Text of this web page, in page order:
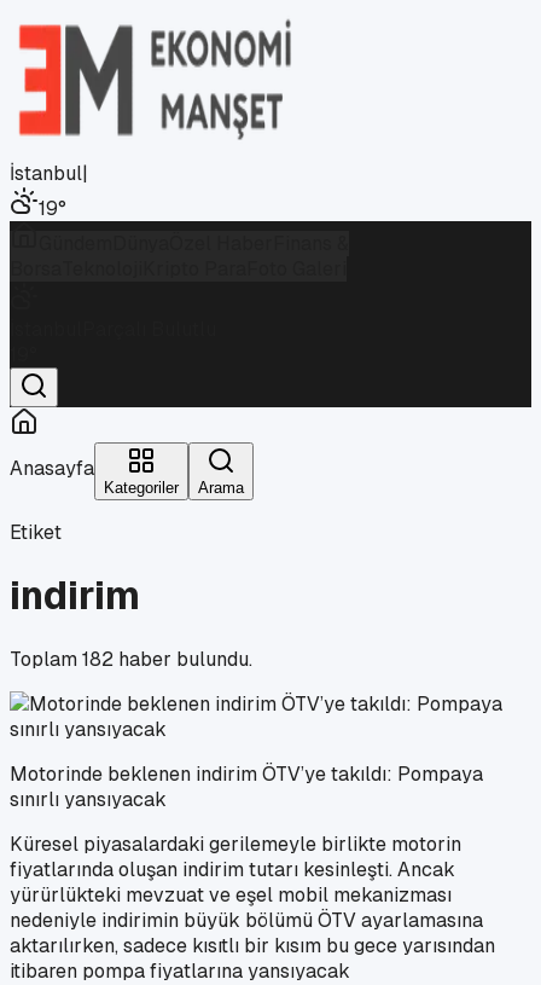
İstanbul|
19°
Anasayfa
Kategoriler Arama
Etiket
indirim
Toplam182 haber bulundu.
Motorinde beklenen indirim ÖTV’ye takıldı: Pompaya
sınırlı yansıyacak
Küresel piyasalardaki gerilemeyle birlikte motorin
fiyatlarında oluşan indirim tutarı kesinleşti. Ancak
yürürlükteki mevzuat ve eşel mobil mekanizması
nedeniyle indirimin büyük bölümü ÖTV ayarlamasına
aktarılırken, sadece kısıtlı bir kısım bu gece yarısından
itibaren pompa fiyatlarına yansıyacak